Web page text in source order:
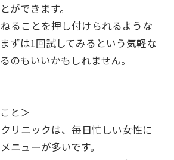
ができます。
ることを押し付けられるような
ずは1回試してみるという気軽な
のもいいかもしれません。
と＞
リニックは、毎日忙しい女性に
ニューが多いです。